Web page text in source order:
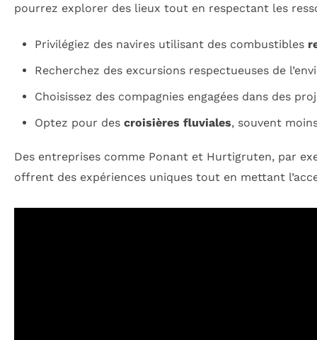
pourrez explorer des lieux tout en respectant les
Privilégiez des navires utilisant des combustibles
Recherchez des excursions respectueuses de
Choisissez des compagnies engagées dans des
Optez pour des croisières fluviales, souvent
Des entreprises comme Ponant et Hurtigruten, par
offrent des expériences uniques tout en mettant